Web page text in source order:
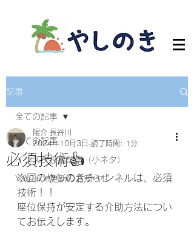
記事
全ての記事
インスタ投稿記事（小ネタ）
YouTube更新のお知らせ
全ての記事
必須技術👍
陽介 長谷川
2024年10月3日 読了時間: 1分
次回のやしのきチャンネルは、必須
技術！！
座位保持が安定する介助方法につい
てお伝えします。